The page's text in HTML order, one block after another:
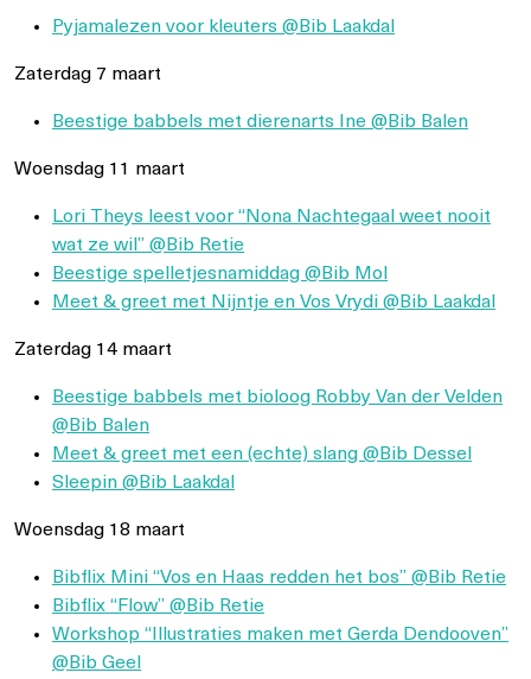
Pyjamalezen voor kleuters @Bib Laakdal
Zaterdag 7 maart
Beestige babbels met dierenarts Ine @Bib Balen
Woensdag 11 maart
Lori Theys leest voor “Nona Nachtegaal weet nooit
wat ze wil” @Bib Retie
Beestige spelletjesnamiddag @Bib Mol
Meet & greet met Nijntje en Vos Vrydi @Bib Laakdal
Zaterdag 14 maart
Beestige babbels met bioloog Robby Van der Velden
@Bib Balen
Meet & greet met een (echte) slang @Bib Dessel
Sleepin @Bib Laakdal
Woensdag 18 maart
Bibflix Mini “Vos en Haas redden het bos” @Bib Retie
Bibflix “Flow” @Bib Retie
Workshop “Illustraties maken met Gerda Dendooven”
@Bib Geel